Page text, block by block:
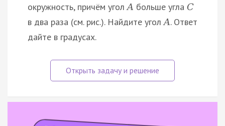
окружность, причём уголA больше угла C
в два раза (см. рис.). Найдите уголA. Ответ
дайте в градусах.